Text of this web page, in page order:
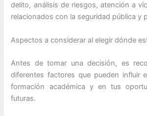
delito, análisis de riesgos, atención a
relacionados con la seguridad pública y
Aspectos a considerar al elegir dónde
Antes de tomar una decisión, es
diferentes factores que pueden influir
formación académica y en tus
futuras.